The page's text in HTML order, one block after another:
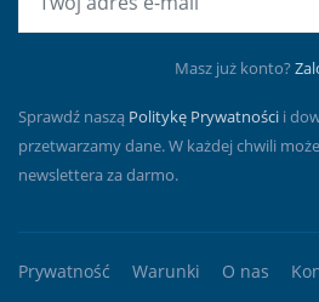
Masz już konto?
Sprawdź naszą Politykę Prywatności i
przetwarzamy dane. W każdej chwili
newslettera za darmo.
Prywatność Warunki O nas